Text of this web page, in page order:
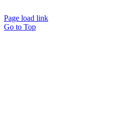
Page load link
Go to Top